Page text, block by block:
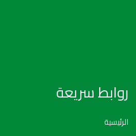
روابط سريعة
الرئيسية